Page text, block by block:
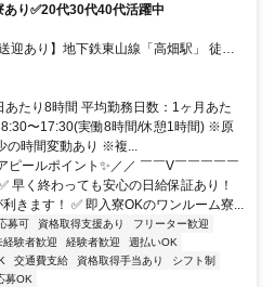
あり✅20代30代40代活躍中
迎あり】地下鉄東山線「高畑駅」 徒歩
たり8時間 平均勤務日数：1ヶ月あた
〜17:30(実働8時間/休憩1時間) ※原
の時間変動あり ※複...
ピールポイント✨／／ ￣￣V￣￣￣￣￣
早く終わっても安心の日給保証あり！
きます！ ✅ 即入寮OKのワンルーム寮...
募可 資格取得支援あり
フリーター歓迎
経験者歓迎 経験者歓迎
週払いOK
交通費支給 資格取得手当あり
シフト制
募OK